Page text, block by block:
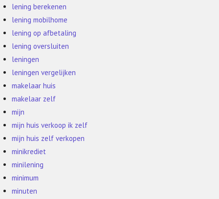
lening berekenen
lening mobilhome
lening op afbetaling
lening oversluiten
leningen
leningen vergelijken
makelaar huis
makelaar zelf
mijn
mijn huis verkoop ik zelf
mijn huis zelf verkopen
minikrediet
minilening
minimum
minuten